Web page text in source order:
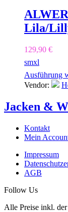
Lila/
129,90 €
smxl
Ausführung
Vendor:
Jacken &
Kontakt
Mein
Impressum
AGB
Follow Us
Alle Preise inkl.